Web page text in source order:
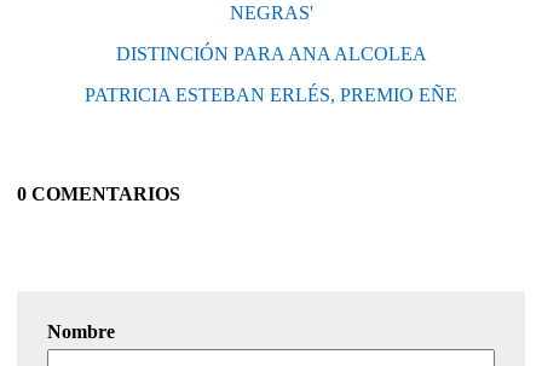
NEGRAS'
DISTINCIÓN PARA ANA ALCOLEA
PATRICIA ESTEBAN ERLÉS, PREMIO EÑE
0 COMENTARIOS
Nombre